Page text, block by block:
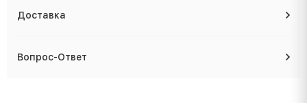
Доставка
Вопрос-Ответ